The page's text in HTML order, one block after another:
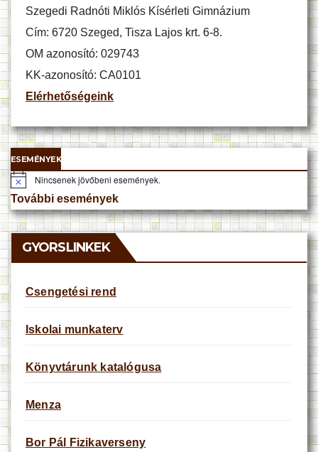
Szegedi Radnóti Miklós Kísérleti Gimnázium
Cím: 6720 Szeged, Tisza Lajos krt. 6-8.
OM azonosító: 029743
KK-azonosító: CA0101
Elérhetőségeink
ESEMÉNYEK
N
o
t
i
c
e
Nincsenek jövőbeni események.
További események
GYORSLINKEK
Csengetési rend
Iskolai munkaterv
Könyvtárunk katalógusa
Menza
Bor Pál Fizikaverseny